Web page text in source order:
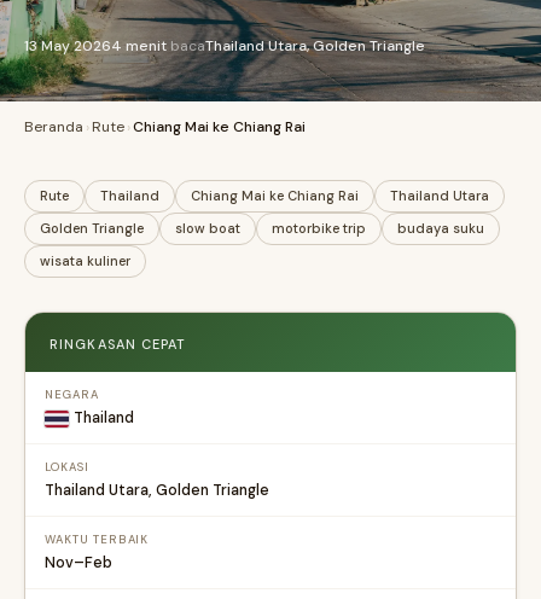
13 May 20264 menit bacaThailand Utara, Golden Triangle
Beranda ›Rute›Chiang Mai ke Chiang Rai
Rute Thailand Chiang Mai ke Chiang Rai
Thailand Utara
Golden Triangle
slow boat motorbike trip
budaya suku
wisata kuliner
RINGKASAN CEPAT
NEGARA
Thailand
LOKASI
Thailand Utara, Golden Triangle
WAKTU TERBAIK
Nov–Feb